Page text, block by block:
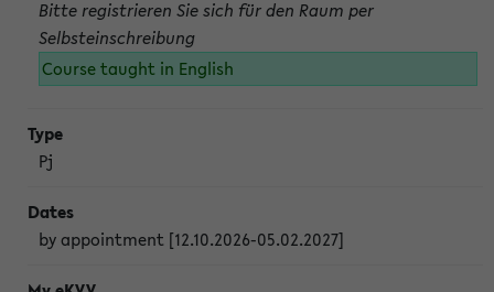
Bitte registrieren Sie sich für den Raum per
Selbsteinschreibung
Course taught in English
Pj
by appointment [12.10.2026-05.02.2027]